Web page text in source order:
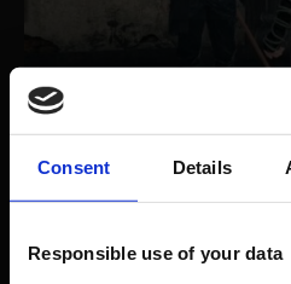
Consent Details
Responsible use of your data
Das Urteil: Ein